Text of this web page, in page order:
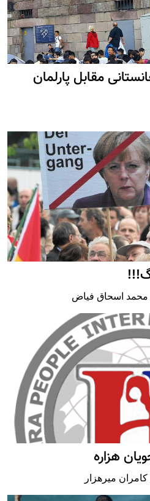
مقابل پارلمان
محمد اسحاق فیاض
هزاره
کامران میرهزار